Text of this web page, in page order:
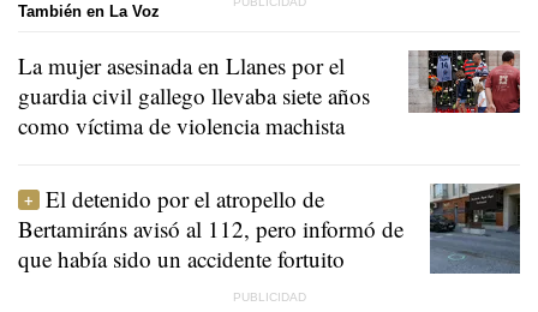
También en La Voz
La mujer asesinada en Llanes por el
guardia civil gallego llevaba siete años
como víctima de violencia machista
El detenido por el atropello de
Bertamiráns avisó al 112, pero informó de
que había sido un accidente fortuito